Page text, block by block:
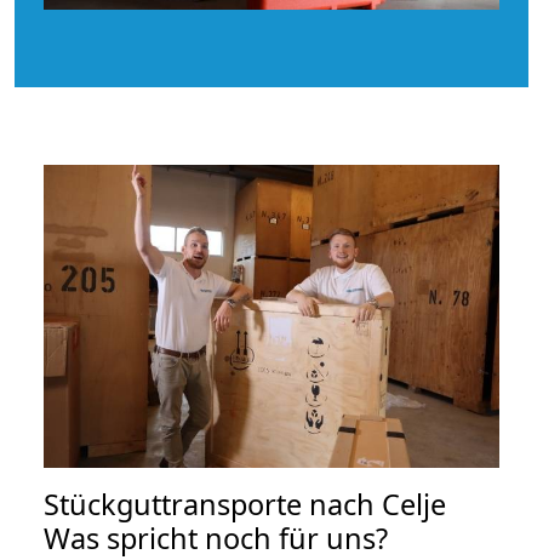
Stückguttransporte nach Celje
Was spricht noch für uns?